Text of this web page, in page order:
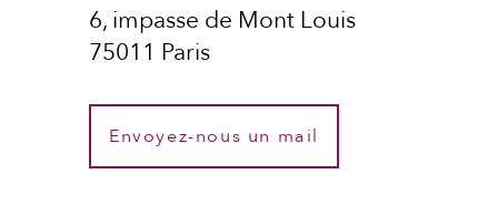
6, impasse de Mont Louis
75011 Paris
Envoyez-nous un mail